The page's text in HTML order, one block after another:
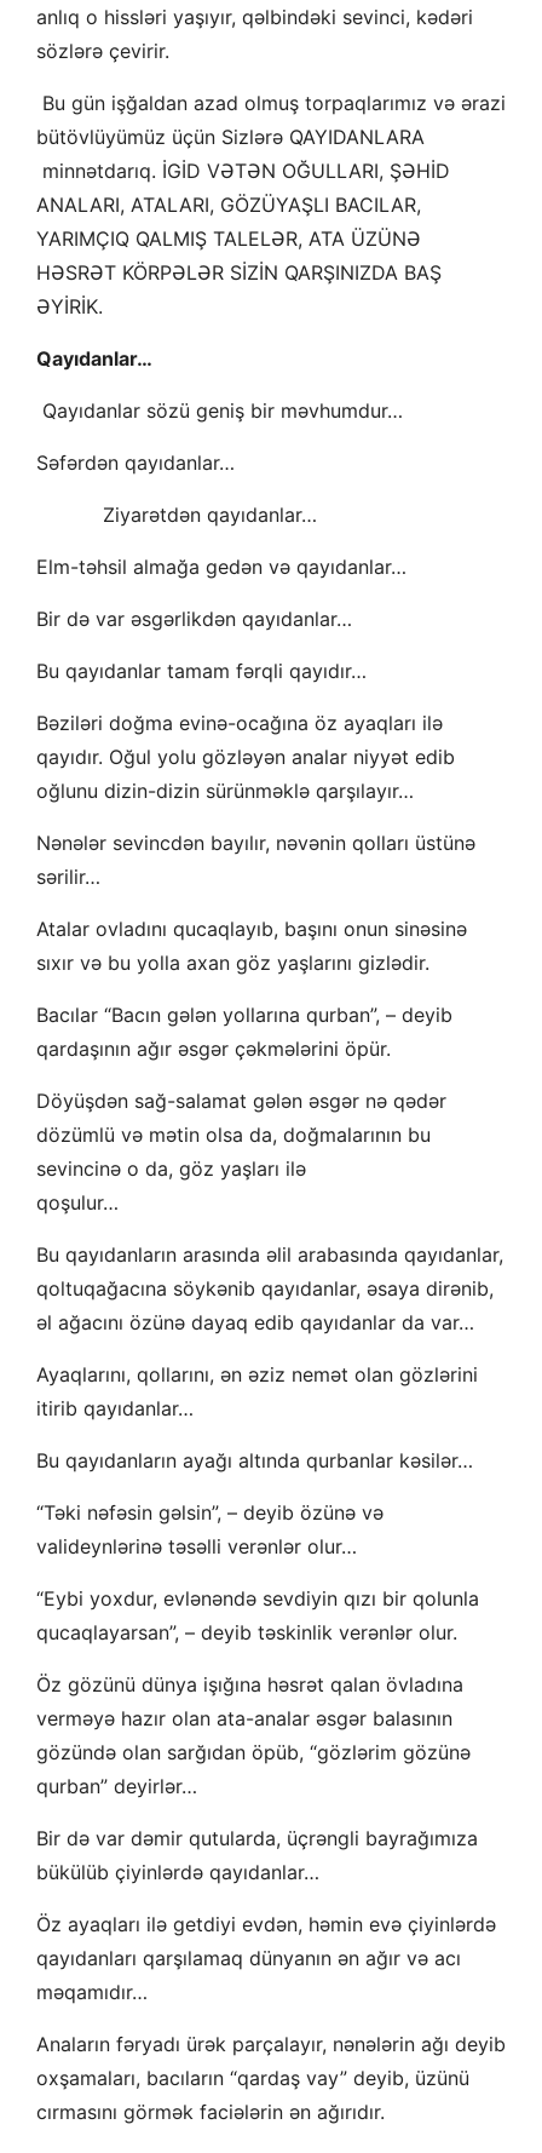
anlıq o hissləri yaşıyır, qəlbindəki sevinci, kədəri
sözlərə çevirir.
Bu gün işğaldan azad olmuş torpaqlarımız və ərazi
bütövlüyümüz üçün Sizlərə QAYIDANLARA
minnətdarıq. İGİD VƏTƏN OĞULLARI, ŞƏHİD
ANALARI, ATALARI, GÖZÜYAŞLI BACILAR,
YARIMÇIQ QALMIŞ TALELƏR, ATA ÜZÜNƏ
HƏSRƏT KÖRPƏLƏR SİZİN QARŞINIZDA BAŞ
ƏYİRİK.
Qayıdanlar…
Qayıdanlar sözü geniş bir məvhumdur…
Səfərdən qayıdanlar…
Ziyarətdən qayıdanlar…
Elm-təhsil almağa gedən və qayıdanlar…
Bir də var əsgərlikdən qayıdanlar…
Bu qayıdanlar tamam fərqli qayıdır…
Bəziləri doğma evinə-ocağına öz ayaqları ilə
qayıdır. Oğul yolu gözləyən analar niyyət edib
oğlunu dizin-dizin sürünməklə qarşılayır…
Nənələr sevincdən bayılır, nəvənin qolları üstünə
sərilir…
Atalar ovladını qucaqlayıb, başını onun sinəsinə
sıxır və bu yolla axan göz yaşlarını gizlədir.
Bacılar “Bacın gələn yollarına qurban”, – deyib
qardaşının ağır əsgər çəkmələrini öpür.
Döyüşdən sağ-salamat gələn əsgər nə qədər
dözümlü və mətin olsa da, doğmalarının bu
sevincinə o da, göz yaşları ilə
qoşulur…
Bu qayıdanların arasında əlil arabasında qayıdanlar,
qoltuqağacına söykənib qayıdanlar, əsaya dirənib,
əl ağacını özünə dayaq edib qayıdanlar da var…
Ayaqlarını, qollarını, ən əziz nemət olan gözlərini
itirib qayıdanlar…
Bu qayıdanların ayağı altında qurbanlar kəsilər…
“Təki nəfəsin gəlsin”, – deyib özünə və
valideynlərinə təsəlli verənlər olur…
“Eybi yoxdur, evlənəndə sevdiyin qızı bir qolunla
qucaqlayarsan”, – deyib təskinlik verənlər olur.
Öz gözünü dünya işığına həsrət qalan övladına
verməyə hazır olan ata-analar əsgər balasının
gözündə olan sarğıdan öpüb, “gözlərim gözünə
qurban” deyirlər…
Bir də var dəmir qutularda, üçrəngli bayrağımıza
bükülüb çiyinlərdə qayıdanlar…
Öz ayaqları ilə getdiyi evdən, həmin evə çiyinlərdə
qayıdanları qarşılamaq dünyanın ən ağır və acı
məqamıdır…
Anaların fəryadı ürək parçalayır, nənələrin ağı deyib
oxşamaları, bacıların “qardaş vay” deyib, üzünü
cırmasını görmək faciələrin ən ağırıdır.